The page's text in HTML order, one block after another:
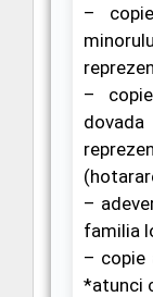
–
–
–
familia
– copie
*atunci